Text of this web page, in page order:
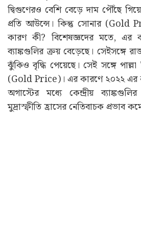
দ্বিগুণেরও বেশি বেড়ে দাম পৌঁছে
প্রতি আউন্সে। কিন্তু সোনার (Gold
কারণ কী? বিশেষজ্ঞদের মতে, এর
ব্যাঙ্কগুলির ক্রয় বেড়েছে। সেইসঙ্গে
ঝুঁকিও বৃদ্ধি পেয়েছে। সেই সঙ্গে
(Gold Price)। এর কারণে ২০২২ এর
অগাস্টের মধ্যে কেন্দ্রীয়
মুদ্রাস্ফীতি হ্রাসের নেতিবাচক প্রভাব